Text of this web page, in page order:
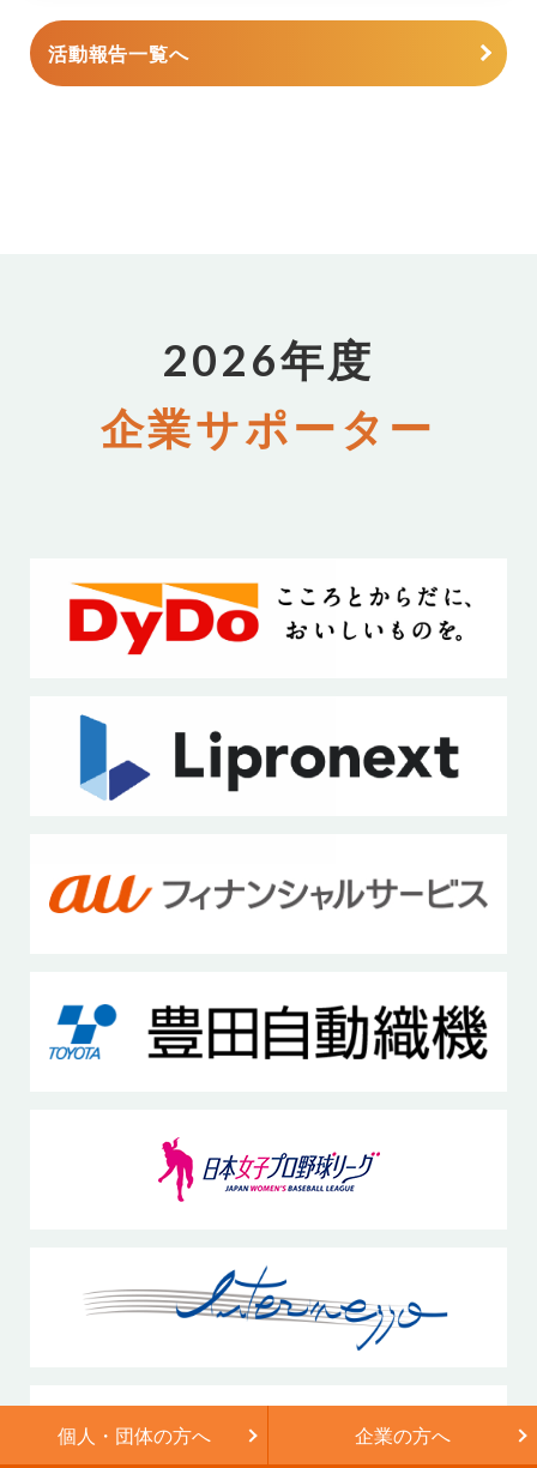
個人・団体の方へ 企業の方へ
活動報告一覧へ
2026年度
企業サポーター